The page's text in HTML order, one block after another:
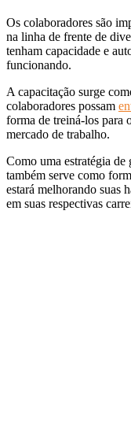
Os colaboradores são
na linha de frente de
tenham capacidade e
funcionando.
A capacitação surge
colaboradores possam
forma de treiná-los para
mercado de trabalho.
Como uma estratégia de
também serve como
estará melhorando suas
em suas respectivas